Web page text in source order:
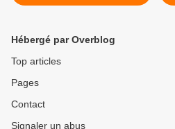
Hébergé par Overblog
Top articles
Pages
Contact
Signaler un abus